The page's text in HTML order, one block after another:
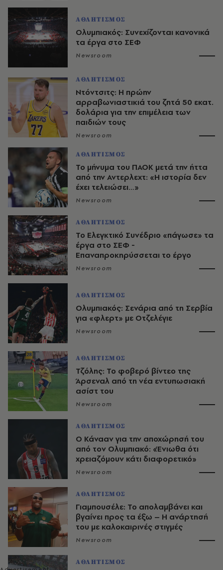
ΑΘΛΗΤΙΣΜΟΣ
Ολυμπιακός: Συνεχίζονται κανονικά
τα έργα στο ΣΕΦ
Newsroom
ΑΘΛΗΤΙΣΜΟΣ
Ντόντσιτς: Η πρώην
αρραβωνιαστικιά του ζητά 50 εκατ.
δολάρια για την επιμέλεια των
παιδιών τους
Newsroom
ΑΘΛΗΤΙΣΜΟΣ
Το μήνυμα του ΠΑΟΚ μετά την ήττα
από την Αντερλεχτ: «Η ιστορία δεν
έχει τελειώσει…»
Newsroom
ΑΘΛΗΤΙΣΜΟΣ
Το Ελεγκτικό Συνέδριο «πάγωσε» τα
έργα στο ΣΕΦ -
Επαναπροκηρύσσεται το έργο
Newsroom
ΑΘΛΗΤΙΣΜΟΣ
Ολυμπιακός: Σενάρια από τη Σερβία
για «φλερτ» με Οτζελέγιε
Newsroom
ΑΘΛΗΤΙΣΜΟΣ
Τζόλης: Το φοβερό βίντεο της
Άρσεναλ από τη νέα εντυπωσιακή
ασίστ του
Newsroom
ΑΘΛΗΤΙΣΜΟΣ
Ο Κάνααν για την αποχώρησή του
από τον Ολυμπιακό: «Ένιωθα ότι
χρειαζόμουν κάτι διαφορετικό»
Newsroom
ΑΘΛΗΤΙΣΜΟΣ
Γιαμπουσέλε: Το απολαμβάνει και
βγαίνει προς τα έξω – Η ανάρτησή
του με καλοκαιρινές στιγμές
Newsroom
ΑΘΛΗΤΙΣΜΟΣ